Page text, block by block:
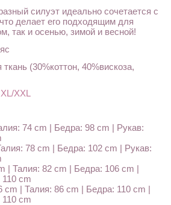
силуэт идеально сочетается с
делает его подходящим для
так и осенью, зимой и весной!
(30%коттон, 40%вискоза,
XXL
74 cm | Бедра: 98 cm | Рукав:
78 cm | Бедра: 102 cm | Рукав:
| Талия: 82 cm | Бедра: 106 cm |
cm
cm | Талия: 86 cm | Бедра: 110 cm |
cm